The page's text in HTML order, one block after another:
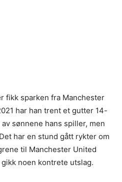
fikk sparken fra Manchester
har han trent et gutter 14-
sønnene hans spiller, men
har en stund gått rykter om
til Manchester United
noen kontrete utslag.